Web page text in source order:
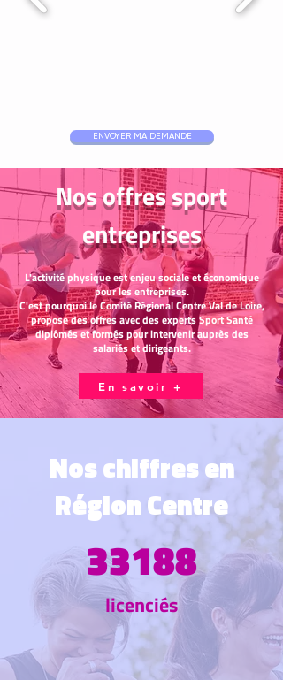
ENVOYER MA DEMANDE
Nos offres sport
entreprises
L'activité physique est enjeu sociale et économique
pour les entreprises.
C'est pourquoi le Comité Régional Centre Val de Loire,
propose des offres avec des experts Sport Santé
diplômés et formés pour intervenir auprès des
salariés et dirigeants.
En savoir +
Nos chiffres en
Région Centre
33188
licenciés